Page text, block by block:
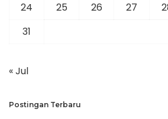
24
25 26 27
31
« Jul
Postingan Terbaru